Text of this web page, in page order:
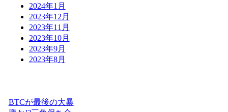
2024年1月
2023年12月
2023年11月
2023年10月
2023年9月
2023年8月
BTCが最後の大暴